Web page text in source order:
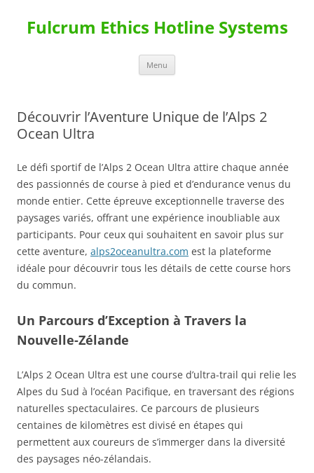
content
Fulcrum Ethics Hotline Systems
Menu
Découvrir l’Aventure Unique de l’Alps 2
Ocean Ultra
Le défi sportif de l’Alps 2 Ocean Ultra attire chaque année
des passionnés de course à pied et d’endurance venus du
monde entier. Cette épreuve exceptionnelle traverse des
paysages variés, offrant une expérience inoubliable aux
participants. Pour ceux qui souhaitent en savoir plus sur
cette aventure, alps2oceanultra.com est la plateforme
idéale pour découvrir tous les détails de cette course hors
du commun.
Un Parcours d’Exception à Travers la
Nouvelle-Zélande
L’Alps 2 Ocean Ultra est une course d’ultra-trail qui relie les
Alpes du Sud à l’océan Pacifique, en traversant des régions
naturelles spectaculaires. Ce parcours de plusieurs
centaines de kilomètres est divisé en étapes qui
permettent aux coureurs de s’immerger dans la diversité
des paysages néo-zélandais.